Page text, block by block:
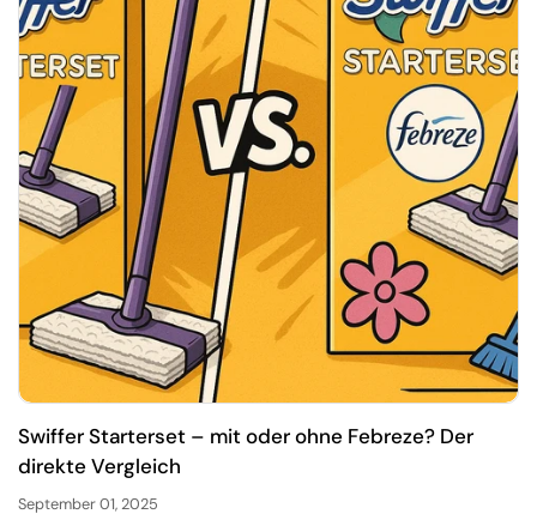
Swiffer Starterset – mit oder ohne Febreze? Der
direkte Vergleich
September 01, 2025